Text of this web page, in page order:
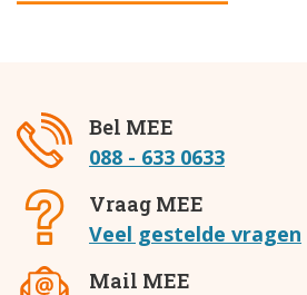
Bel MEE
088 - 633 0633
Vraag MEE
Veel gestelde vragen
Mail MEE